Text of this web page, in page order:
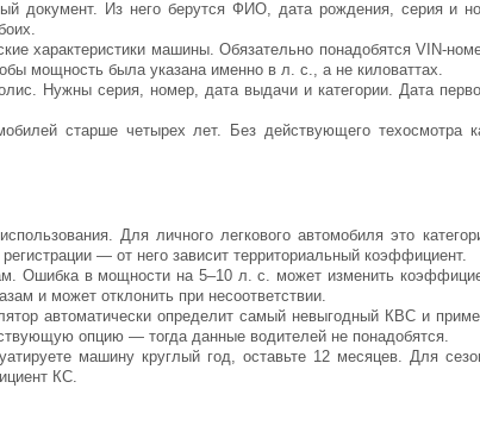
документ. Из него берутся ФИО, дата рождения, серия и
характеристики машины. Обязательно понадобятся VIN-
мощность была указана именно в л. с., а не киловаттах.
Нужны серия, номер, дата выдачи и категории. Дата
старше четырех лет. Без действующего техосмотра
Для личного легкового автомобиля это
— от него зависит территориальный коэффициент.
Ошибка в мощности на 5–10 л. с. может изменить
и может отклонить при несоответствии.
автоматически определит самый невыгодный КВС и
опцию — тогда данные водителей не понадобятся.
машину круглый год, оставьте 12 месяцев. Для
КС.